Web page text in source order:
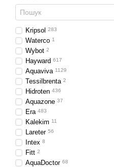
Kripsol 283
Waterco 1
Wybot 2
Hayward 617
Aquaviva 1129
Tessilbrenta 2
Hidroten 436
Aquazone 37
Era 483
Kalekim 11
Lareter 56
Intex 8
Fitt 2
AquaDoctor 68